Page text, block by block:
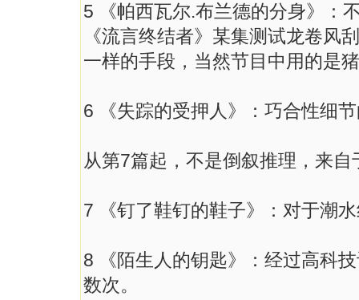
5 《帕西瓦尔.布兰德的分身》：
《流言终结者》某集测试龙卷风
一样的手段，当然节目中用的是
6 《失踪的受押人》：巧合性细
从第7篇起，不是倒叙推理，来
7 《钉了鞋钉的鞋子》：对于潮
8 《陌生人的钥匙》：经过高科
数次。